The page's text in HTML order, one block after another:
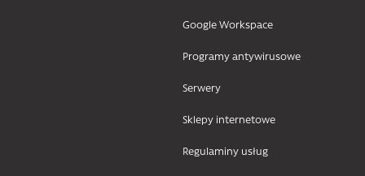
Google Workspace
Programy antywirusowe
Serwery
Sklepy internetowe
Regulaminy usług